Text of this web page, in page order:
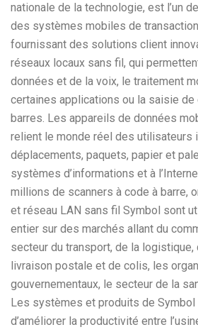
nationale de la technologie, est l’un
des systèmes mobiles de
fournissant des solutions client
réseaux locaux sans fil, qui
données et de la voix, le traitement
certaines applications ou la saisie de
barres. Les appareils de données
relient le monde réel des utilisateurs
déplacements, paquets, papier et
systèmes d’informations et à
millions de scanners à code à barre,
et réseau LAN sans fil Symbol sont
entier sur des marchés allant du
secteur du transport, de la logistique,
livraison postale et de colis, les
gouvernementaux, le secteur de la
Les systèmes et produits de
d’améliorer la productivité entre